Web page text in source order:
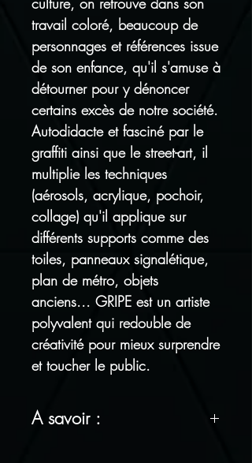
travail coloré, beaucoup de
personnages et références issue
de son enfance, qu'il s'amuse à
détourner pour y dénoncer
certains excès de notre société.
Autodidacte et fasciné par le
graffiti ainsi que le street-art, il
multiplie les techniques
(aérosols, acrylique, pochoir,
collage) qu'il applique sur
différents supports comme des
toiles, panneaux signalétique,
plan de métro, objets
anciens... GRIPE est un artiste
polyvalent qui redouble de
créativité pour mieux surprendre
et toucher le public.
A savoir :